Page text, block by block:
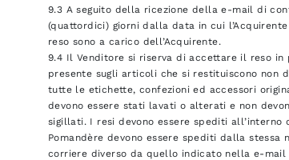
9.3 A seguito della ricezione della e-mail di
(quattordici) giorni dalla data in cui
reso sono a carico dell’Acquirente.
9.4 Il Venditore si riserva di accettare il reso
presente sugli articoli che si restituiscono non
tutte le etichette, confezioni ed accessori
devono essere stati lavati o alterati e non
sigillati. I resi devono essere spediti
Pomandère devono essere spediti dalla
corriere diverso da quello indicato nella e-